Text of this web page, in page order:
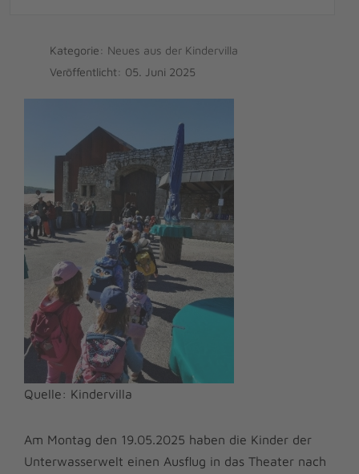
Kategorie: Neues aus der Kindervilla
Veröffentlicht: 05. Juni 2025
Quelle: Kindervilla
Am Montag den 19.05.2025 haben die Kinder der
Unterwasserwelt einen Ausflug in das Theater nach